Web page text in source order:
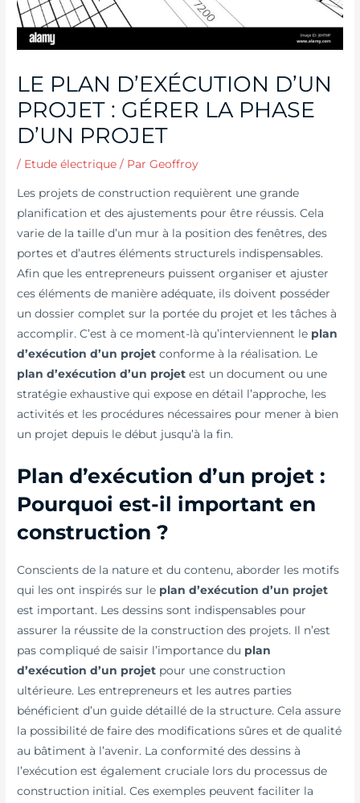
LE PLAN D’EXÉCUTION D’UN
PROJET : GÉRER LA PHASE
D’UN PROJET
/ Etude électrique / ParGeoffroy
Les projets de construction requièrent une grande
planification et des ajustements pour être réussis. Cela
varie de la taille d’un mur à la position des fenêtres, des
portes et d’autres éléments structurels indispensables.
Afin que les entrepreneurs puissent organiser et ajuster
ces éléments de manière adéquate, ils doivent posséder
un dossier complet sur la portée du projet et les tâches à
accomplir. C’est à ce moment-là qu’interviennent le plan
d’exécution d’un projet conforme à la réalisation. Le
plan d’exécution d’un projet est un document ou une
stratégie exhaustive qui expose en détail l’approche, les
activités et les procédures nécessaires pour mener à bien
un projet depuis le début jusqu’à la fin.
Plan d’exécution d’un projet :
Pourquoi est-il important en
construction ?
Conscients de la nature et du contenu, aborder les motifs
qui les ont inspirés sur le plan d’exécution d’un projet
est important. Les dessins sont indispensables pour
assurer la réussite de la construction des projets. Il n’est
pas compliqué de saisir l’importance du plan
d’exécution d’un projet pour une construction
ultérieure. Les entrepreneurs et les autres parties
bénéficient d’un guide détaillé de la structure. Cela assure
la possibilité de faire des modifications sûres et de qualité
au bâtiment à l’avenir. La conformité des dessins à
l’exécution est également cruciale lors du processus de
construction initial. Ces exemples peuvent faciliter la